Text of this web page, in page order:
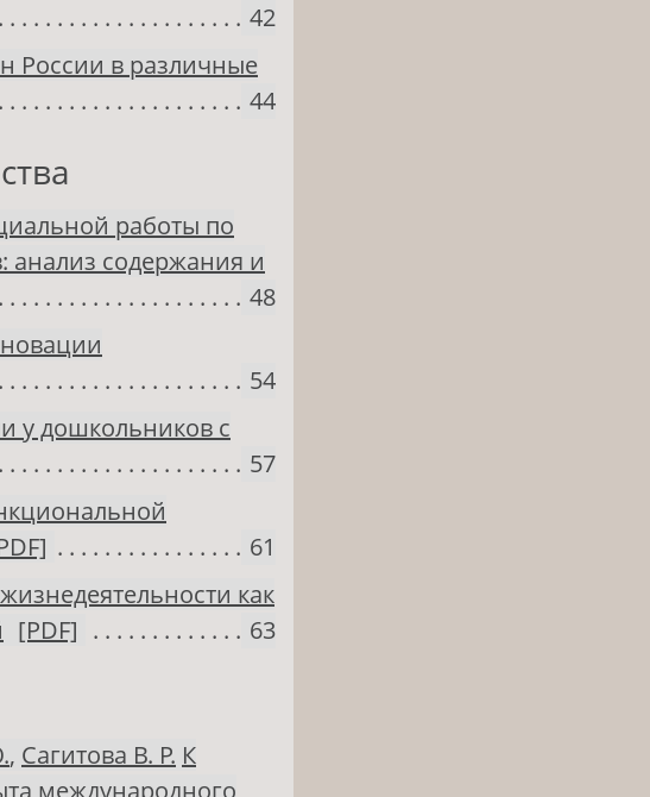
42
России в различные
44
работы по
анализ содержания и
48
54
у дошкольников с
57
61
как
[PDF] 63
, Сагитова В. Р. К